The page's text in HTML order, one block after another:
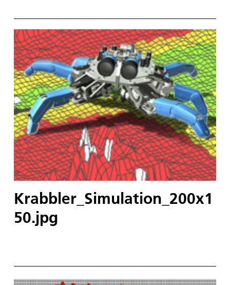
Krabbler_Simulation_200x1
50.jpg